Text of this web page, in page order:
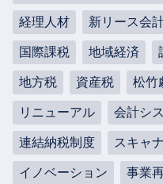
経理人材 新リース会
国際課税 地域経済
地方税 資産税 松竹
リニューアル 会計シ
連結納税制度 スキャ
イノベーション 事業